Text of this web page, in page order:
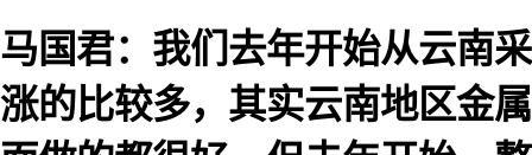
马国君：我们去年开始从云南
涨的比较多，其实云南地区金